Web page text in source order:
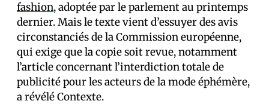
fashion, adoptée par le parlement au printemps
dernier. Mais le texte vient d’essuyer des avis
circonstanciés de la Commission européenne,
qui exige que la copie soit revue, notamment
l’article concernant l’interdiction totale de
publicité pour les acteurs de la mode éphémère,
a révélé Contexte.